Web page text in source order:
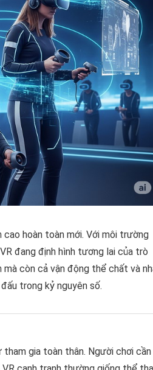
hoàn toàn mới. Với môi trường
đang định hình tương lai của trò
còn cả vận động thể chất và
trong kỷ nguyên số.
gia toàn thân. Người chơi cần